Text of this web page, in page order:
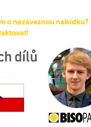
o nezávaznou nabídku?